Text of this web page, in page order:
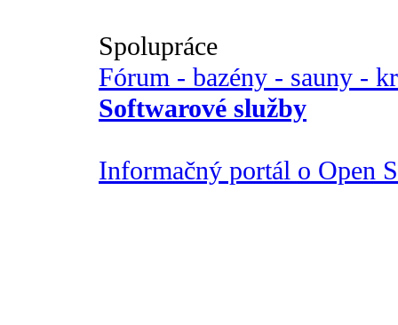
Spolupráce
Fórum - bazény - sauny -
Softwarové služby
Informačný portál o Open